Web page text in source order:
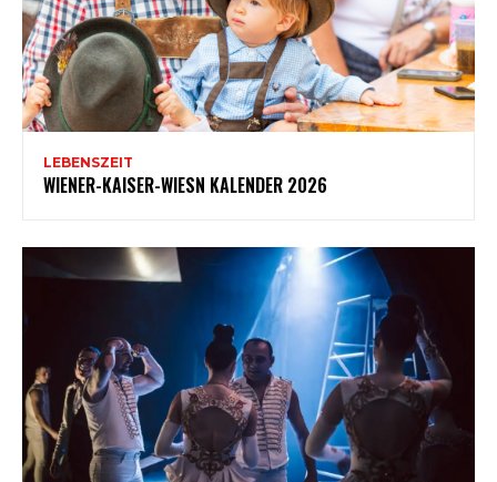
LEBENSZEIT
WIENER-KAISER-WIESN KALENDER 2026